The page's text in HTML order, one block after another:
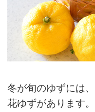
冬が旬のゆずには
花ゆずがあります。